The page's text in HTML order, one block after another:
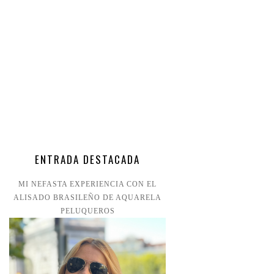
ENTRADA DESTACADA
MI NEFASTA EXPERIENCIA CON EL
ALISADO BRASILEÑO DE AQUARELA
PELUQUEROS